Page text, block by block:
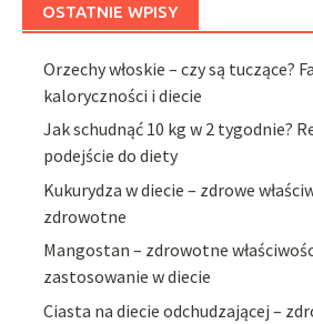
OSTATNIE WPISY
Orzechy włoskie – czy są tuczące?
kaloryczności i diecie
Jak schudnąć 10 kg w 2 tygodnie?
podejście do diety
Kukurydza w diecie – zdrowe
zdrowotne
Mangostan – zdrowotne
zastosowanie w diecie
Ciasta na diecie odchudzającej –